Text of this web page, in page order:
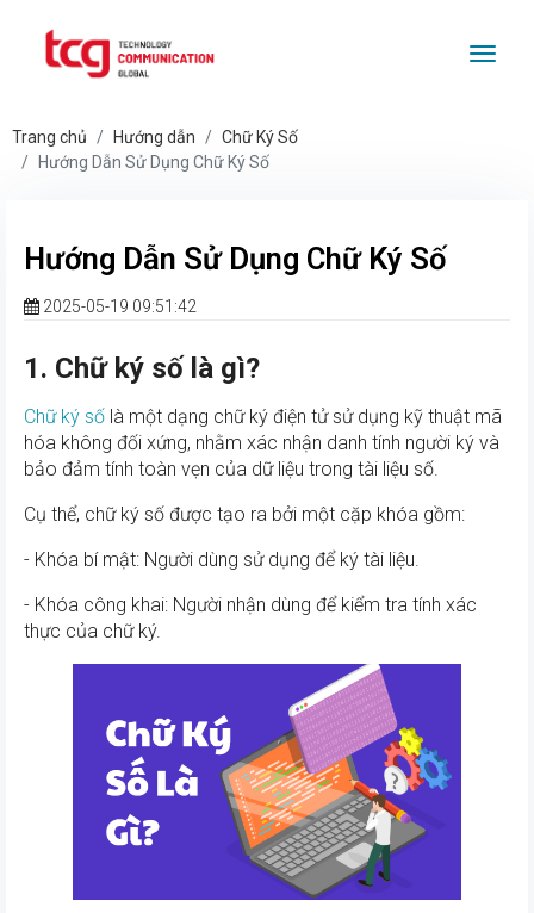
Trang chủ Hướng dẫn
Chữ Ký Số
Hướng Dẫn Sử Dụng Chữ Ký Số
Hướng Dẫn Sử Dụng Chữ Ký Số
2025-05-19 09:51:42
1. Chữ ký số là gì?
Chữ ký số là một dạng chữ ký điện tử sử dụng kỹ thuật mã
hóa không đối xứng, nhằm xác nhận danh tính người ký và
bảo đảm tính toàn vẹn của dữ liệu trong tài liệu số.
Cụ thể, chữ ký số được tạo ra bởi một cặp khóa gồm:
- Khóa bí mật: Người dùng sử dụng để ký tài liệu.
- Khóa công khai: Người nhận dùng để kiểm tra tính xác
thực của chữ ký.